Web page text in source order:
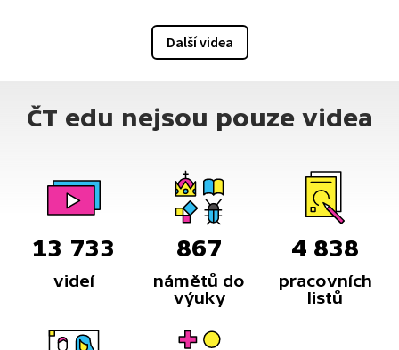
Další videa
ČT edu nejsou pouze videa
13 733
videí
867
námětů do
výuky
4 838
pracovních
listů